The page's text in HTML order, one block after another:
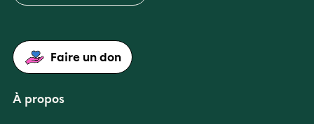
Faire un don
À propos